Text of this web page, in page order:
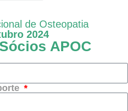
de Osteopatia
2024
APOC